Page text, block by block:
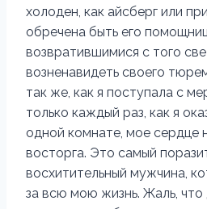
холоден, как айсберг или
обречена быть его
возвратившимися с того
возненавидеть своего
так же, как я поступала с
только каждый раз, как я
одной комнате, мое сердце
восторга. Это самый
восхитительный мужчина,
за всю мою жизнь. Жаль, что